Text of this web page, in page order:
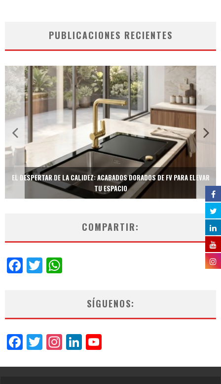
PUBLICACIONES RECIENTES
EL DESPERTAR DE LA CALIDEZ: ACABADOS DORADOS DE FV PARA ELEVAR
TU ESPACIO
COMPARTIR:
Facebook
Twitter
SÍGUENOS:
Facebook
Twitter
Instagram
LinkedIn